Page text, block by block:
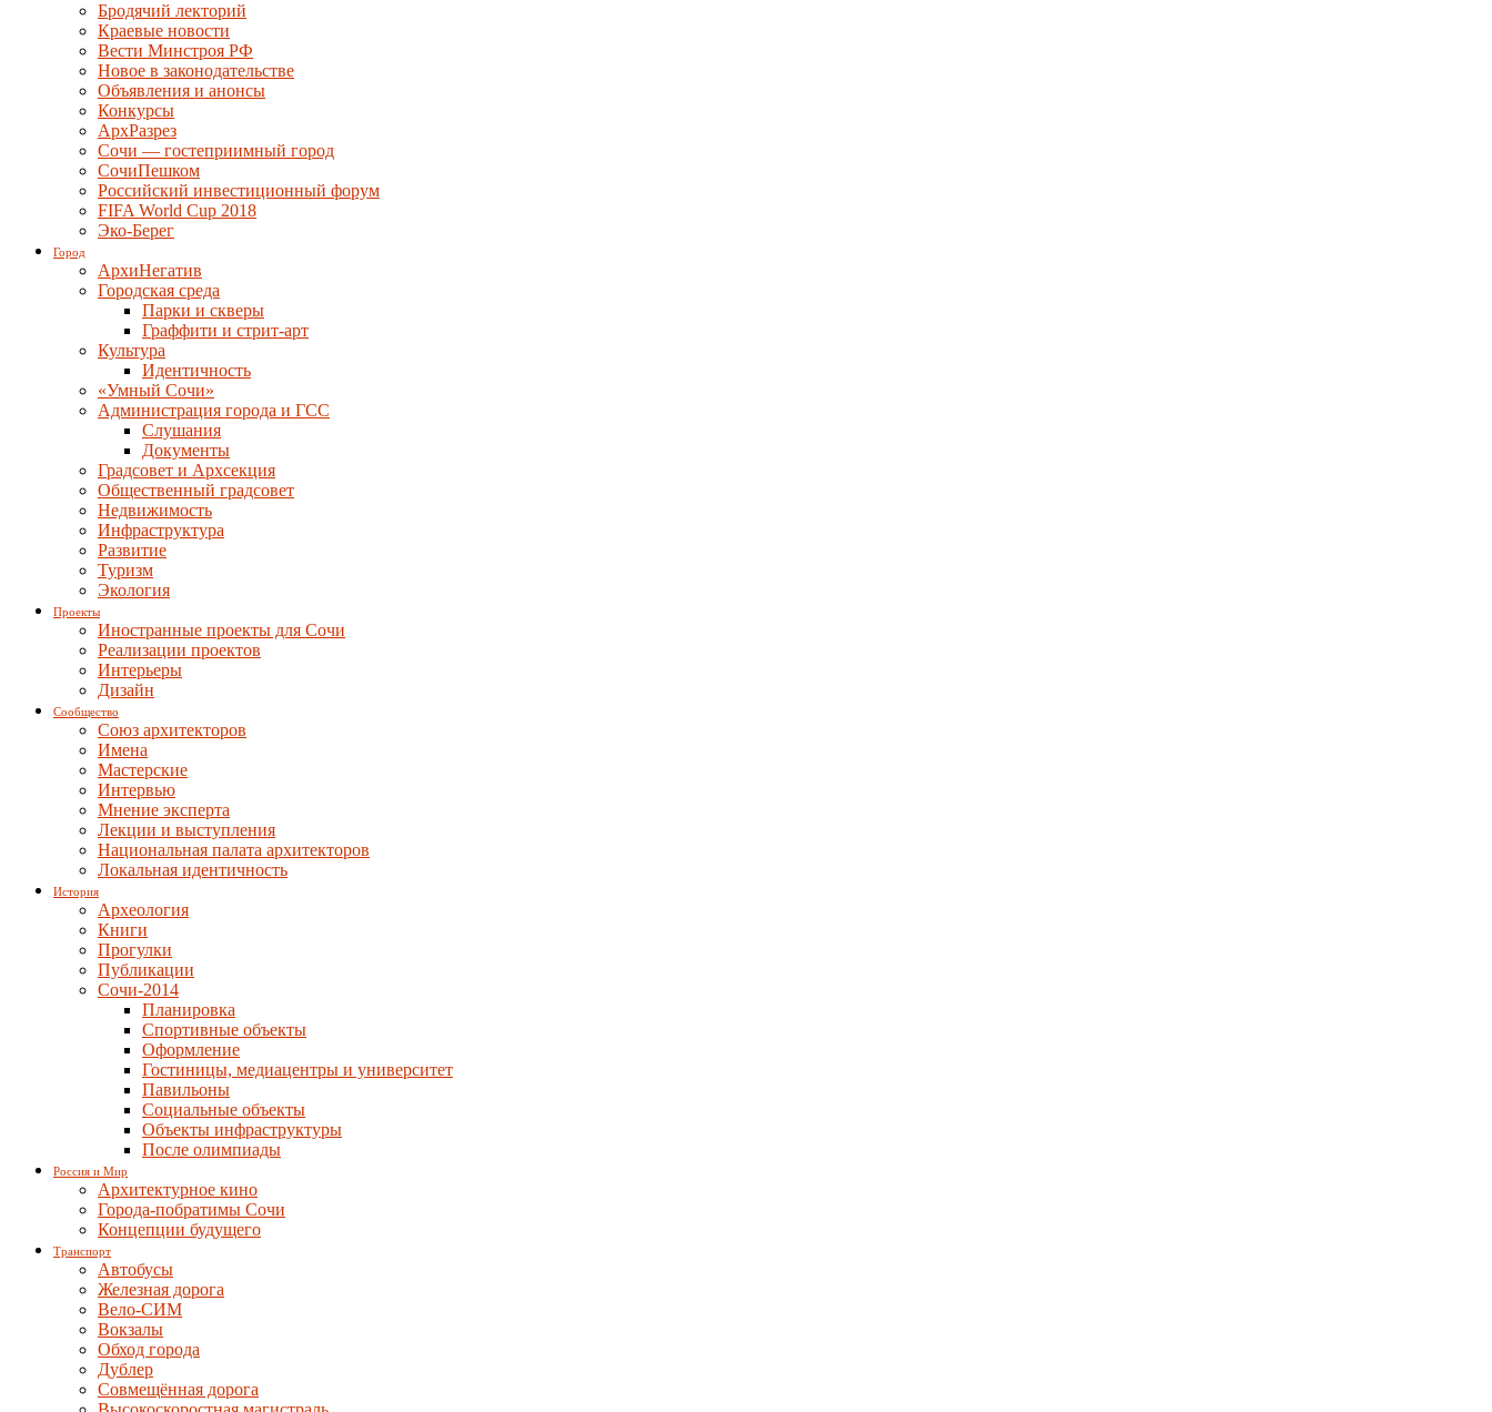
Бродячий лекторий
Краевые новости
Вести Минстроя РФ
Новое в законодательстве
Объявления и анонсы
Конкурсы
АрхРазрез
Сочи — гостеприимный город
СочиПешком
Российский инвестиционный форум
FIFA World Cup 2018
Эко-Берег
Город
АрхиНегатив
Городская среда
Парки и скверы
Граффити и стрит-арт
Культура
Идентичность
«Умный Сочи»
Администрация города и ГСС
Слушания
Документы
Градсовет и Архсекция
Общественный градсовет
Недвижимость
Инфраструктура
Развитие
Туризм
Экология
Проекты
Иностранные проекты для Сочи
Реализации проектов
Интерьеры
Дизайн
Сообщество
Союз архитекторов
Имена
Мастерские
Интервью
Мнение эксперта
Лекции и выступления
Национальная палата архитекторов
Локальная идентичность
История
Археология
Книги
Прогулки
Публикации
Сочи-2014
Планировка
Спортивные объекты
Оформление
Гостиницы, медиацентры и университет
Павильоны
Социальные объекты
Объекты инфраструктуры
После олимпиады
Россия и Мир
Архитектурное кино
Города-побратимы Сочи
Концепции будущего
Транспорт
Автобусы
Железная дорога
Вело-СИМ
Вокзалы
Обход города
Дублер
Совмещённая дорога